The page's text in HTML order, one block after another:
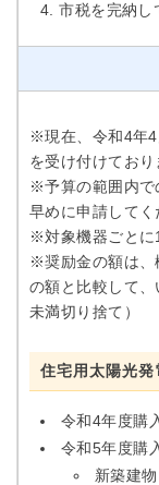
市税を完納し
※現在、令和4年4
を受け付けており
※予算の範囲内で
早めに申請してく
※対象機器ごとに
※奨励金の額は、
の額と比較して
未満切り捨て）
住宅用太陽光発
令和4年度購
令和5年度購
新築建